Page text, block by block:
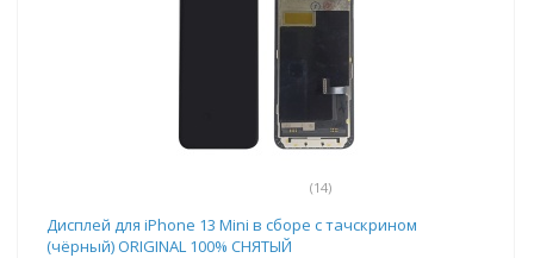
(14)
Дисплей для iPhone 13 Mini в сборе с тачскрином
(чёрный) ORIGINAL 100% СНЯТЫЙ